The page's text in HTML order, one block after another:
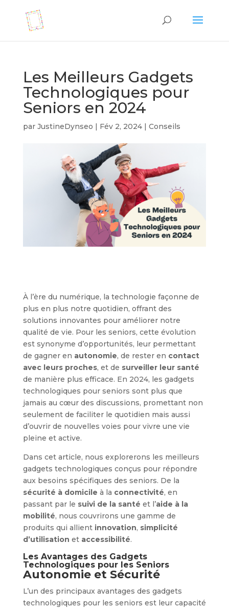
Les Meilleurs Gadgets
Technologiques pour
Seniors en 2024
par JustineDynseo | Fév 2, 2024| Conseils
À l’ère du numérique, la technologie façonne de
plus en plus notre quotidien, offrant des
solutions innovantes pour améliorer notre
qualité de vie. Pour les seniors, cette évolution
est synonyme d’opportunités, leur permettant
de gagner en autonomie, de rester en contact
avec leurs proches, et de surveiller leur santé
de manière plus efficace. En 2024, les gadgets
technologiques pour seniors sont plus que
jamais au cœur des discussions, promettant non
seulement de faciliter le quotidien mais aussi
d’ouvrir de nouvelles voies pour vivre une vie
pleine et active.
Dans cet article, nous explorerons les meilleurs
gadgets technologiques conçus pour répondre
aux besoins spécifiques des seniors. De la
sécurité à domicile à la connectivité, en
passant par le suivi de la santé et l’aide à la
mobilité, nous couvrirons une gamme de
produits qui allient innovation, simplicité
d’utilisation et accessibilité.
Les Avantages des Gadgets
Technologiques pour les Seniors
Autonomie et Sécurité
L’un des principaux avantages des gadgets
technologiques pour les seniors est leur capacité